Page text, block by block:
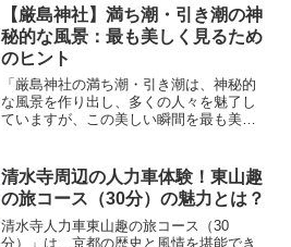
な任務をどのように遂行しているのでし
ょうか？この記事では、厳島...
【厳島神社】満ち潮・引き潮の神
秘的な風景：最も美しく見るため
のヒント
「厳島神社の満ち潮・引き潮は、神秘的
な風景を作り出し、多くの人々を魅了し
ていますが、この美しい瞬間を最も美し
て、印象は大きく変わります。この記事
では、満ち潮・引き潮の美...
清水寺周辺の人力車体験！東山趣
の旅コース（30分）の魅力とは？
清水寺人力車東山趣の旅コース（30
分）」は、京都の歴史と風情を堪能でき